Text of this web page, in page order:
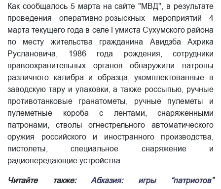
Как сообщалось 5 марта на сайте "МВД", в результате
проведения оперативно-розыскных мероприятий 4
марта текущего года в селе Гумиста Сухумского района
по месту жительства гражданина Авидзба Ахрика
Руслановича, 1986 года рождения, сотрудники
правоохранительных органов обнаружили патроны
различного калибра и образца, укомплектованные в
заводскую тару и упаковки, а также россыпью, ручные
противотанковые гранатометы, ручные пулеметы и
пулеметные короба с лентами, снаряженными
патронами, стволы огнестрельного автоматического
оружия российского и иностранного производства,
пистолеты, специальное снаряжение и
радиопередающие устройства.
Читайте также: Абхазия: игры “патриотов”